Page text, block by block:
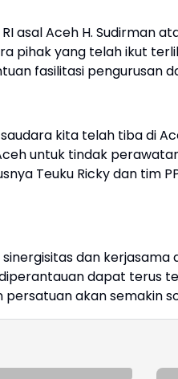
asal Aceh H. Sudirman
pihak yang telah ikut
fasilitasi pengurusan
kita telah tiba di
untuk tindak
Teuku Ricky dan tim
dan
dapat terus
akan semakin